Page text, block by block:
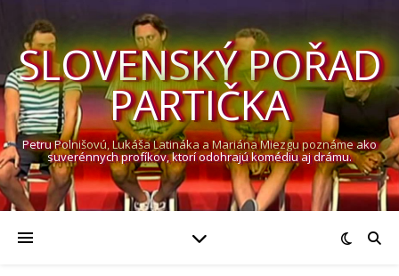
SLOVENSKÝ POŘAD
PARTIČKA
Petru Polnišovú, Lukáša Latináka a Mariána Miezgu poznáme ako
suverénnych profíkov, ktorí odohrajú komédiu aj drámu.